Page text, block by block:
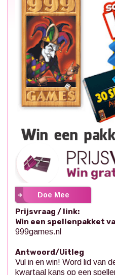
Doe Mee
Prijsvraag / link:
Win een spellenpakket
999games.nl
Antwoord/Uitleg
Vul in en win! Word lid van
kwartaal kans op een